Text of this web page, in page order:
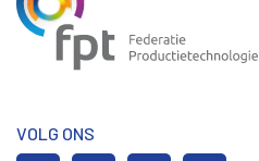
VOLG ONS